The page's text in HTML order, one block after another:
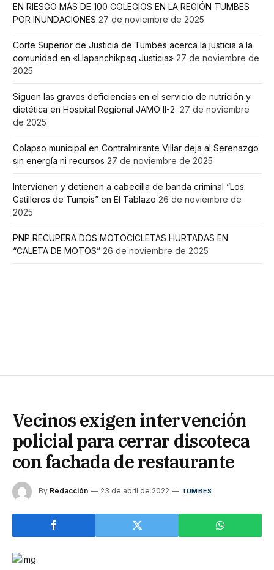
EN RIESGO MÁS DE 100 COLEGIOS EN LA REGIÓN TUMBES
POR INUNDACIONES 27 de noviembre de 2025
Corte Superior de Justicia de Tumbes acerca la justicia a la
comunidad en «Llapanchikpaq Justicia» 27 de noviembre de
2025
Siguen las graves deficiencias en el servicio de nutrición y
dietética en Hospital Regional JAMO II-2 27 de noviembre
de 2025
Colapso municipal en Contralmirante Villar deja al Serenazgo
sin energía ni recursos 27 de noviembre de 2025
Intervienen y detienen a cabecilla de banda criminal “Los
Gatilleros de Tumpis” en El Tablazo 26 de noviembre de
2025
PNP RECUPERA DOS MOTOCICLETAS HURTADAS EN
“CALETA DE MOTOS” 26 de noviembre de 2025
Vecinos exigen intervención
policial para cerrar discoteca
con fachada de restaurante
By Redacción 23 de abril de 2022 TUMBES